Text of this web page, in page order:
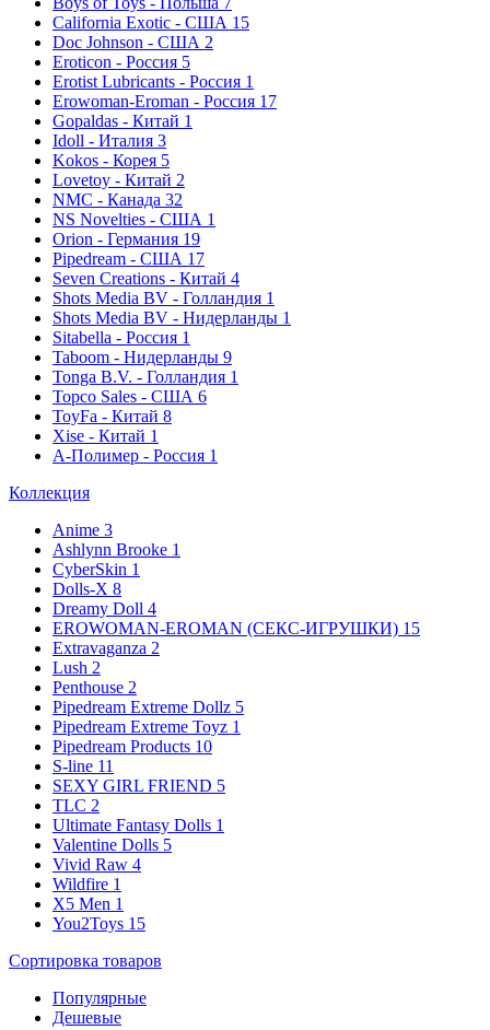
California Exotic - США 15
Doc Johnson - США 2
Eroticon - Россия 5
Erotist Lubricants - Россия 1
Erowoman-Eroman - Россия 17
Gopaldas - Китай 1
Idoll - Италия 3
Kokos - Корея 5
Lovetoy - Китай 2
NMC - Канада 32
NS Novelties - США 1
Orion - Германия 19
Pipedream - США 17
Seven Creations - Китай 4
Shots Media BV - Голландия 1
Shots Media BV - Нидерланды 1
Sitabella - Россия 1
Taboom - Нидерланды 9
Tonga B.V. - Голландия 1
Topco Sales - США 6
ToyFa - Китай 8
Xise - Китай 1
А-Полимер - Россия 1
Коллекция
Anime 3
Ashlynn Brooke 1
CyberSkin 1
Dolls-X 8
Dreamy Doll 4
EROWOMAN-EROMAN (СЕКС-ИГРУШКИ) 15
Extravaganza 2
Lush 2
Penthouse 2
Pipedream Extreme Dollz 5
Pipedream Extreme Toyz 1
Pipedream Products 10
S-line 11
SEXY GIRL FRIEND 5
TLC 2
Ultimate Fantasy Dolls 1
Valentine Dolls 5
Vivid Raw 4
Wildfire 1
X5 Men 1
You2Toys 15
Сортировка товаров
Популярные
Дешевые